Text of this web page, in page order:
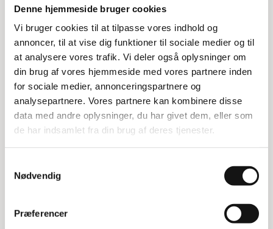
Denne hjemmeside bruger cookies
Vi bruger cookies til at tilpasse vores indhold og
annoncer, til at vise dig funktioner til sociale medier og til
at analysere vores trafik. Vi deler også oplysninger om
din brug af vores hjemmeside med vores partnere inden
for sociale medier, annonceringspartnere og
analysepartnere. Vores partnere kan kombinere disse
data med andre oplysninger, du har givet dem, eller som
de har indsamlet fra din brug af deres tjenester.
Nødvendig
Præferencer
Værkstedsstol med justerbar ryg
og sæde
Praktisk værkstedsstol med sæde og ryg lavet af
formstøbt sort polyurethan-skum. Denne stol,
kaldet Prestige, er udstyret med Euromatic
mekanismen, som gør det muligt at justere sæde-
og ryglænsvinklen trinløst. Justeringen sker
hurtigt og nemt ved hjælp af to små gaspatroner,
frem og 6° tilbage.
Den mellemstore model kommer med en fodkryds